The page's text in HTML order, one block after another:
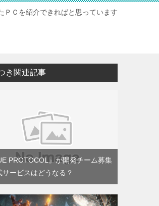
ＰＣを紹介できればと思っています
き関連記事
PROTOCOL』が開発チーム募集
サービスはどうなる？